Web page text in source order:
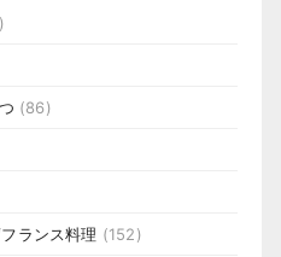
(86)
ランス料理 (152)